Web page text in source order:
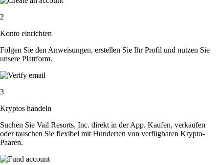
2
Konto einrichten
Folgen Sie den Anweisungen, erstellen Sie Ihr Profil und nutzen Sie
unsere Plattform.
3
Kryptos handeln
Suchen Sie Vail Resorts, Inc. direkt in der App. Kaufen, verkaufen
oder tauschen Sie flexibel mit Hunderten von verfügbaren Krypto-
Paaren.